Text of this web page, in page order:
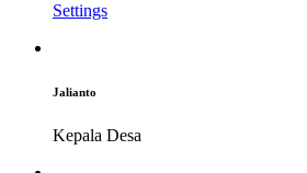
Settings
Jalianto
Kepala Desa